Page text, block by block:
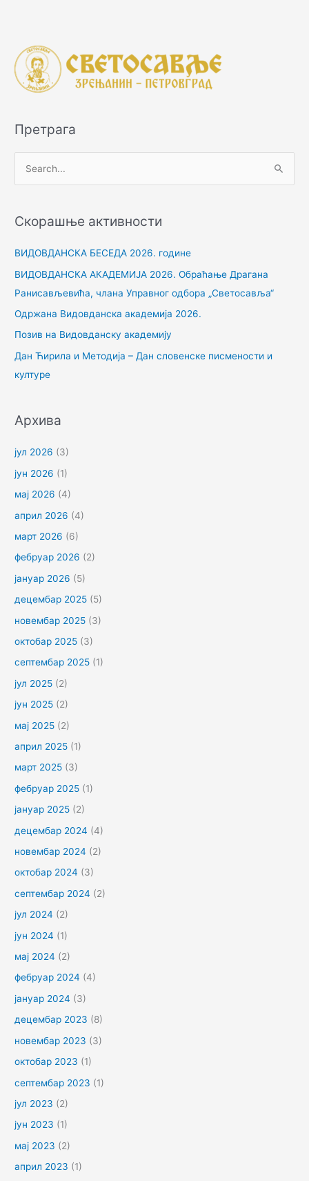
Претрага
т
з
а
:
Скорашње активности
ВИДОВДАНСКА БЕСЕДА 2026. године
ВИДОВДАНСКА АКАДЕМИЈА 2026. Обраћање Драгана
Ранисављевића, члана Управног одбора „Светосавља“
Одржана Видовданска академија 2026.
Позив на Видовданску академију
Дан Ћирила и Методија – Дан словенске писмености и
културе
Архива
јул 2026 (3)
јун 2026 (1)
мај 2026 (4)
април 2026 (4)
март 2026 (6)
фебруар 2026 (2)
јануар 2026 (5)
децембар 2025 (5)
новембар 2025 (3)
октобар 2025 (3)
септембар 2025 (1)
јул 2025 (2)
јун 2025 (2)
мај 2025 (2)
април 2025 (1)
март 2025 (3)
фебруар 2025 (1)
јануар 2025 (2)
децембар 2024 (4)
новембар 2024 (2)
октобар 2024 (3)
септембар 2024 (2)
јул 2024 (2)
јун 2024 (1)
мај 2024 (2)
фебруар 2024 (4)
јануар 2024 (3)
децембар 2023 (8)
новембар 2023 (3)
октобар 2023 (1)
септембар 2023 (1)
јул 2023 (2)
јун 2023 (1)
мај 2023 (2)
април 2023 (1)